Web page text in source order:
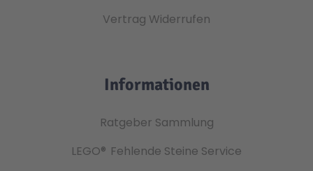
Vertrag Widerrufen
Informationen
Ratgeber Sammlung
LEGO® Fehlende Steine Service